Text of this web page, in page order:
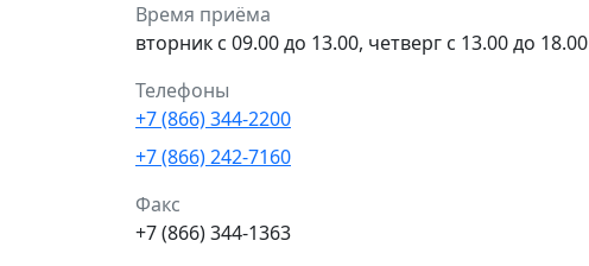
Время приёма
вторник с 09.00 до 13.00, четверг с 13.00 до 18.00
Телефоны
+7 (866) 344-2200
+7 (866) 242-7160
Факс
+7 (866) 344-1363